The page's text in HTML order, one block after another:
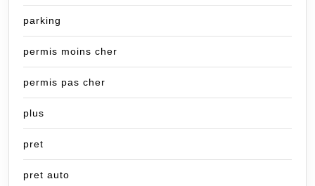
parking
permis moins cher
permis pas cher
plus
pret
pret auto